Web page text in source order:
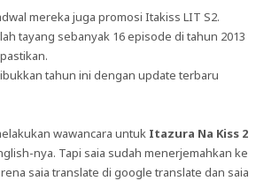
mereka juga promosi Itakiss LIT S2.
tayang sebanyak 16 episode di tahun 2013
tahun ini dengan update terbaru
wawancara untuk Itazura Na Kiss 2
nya. Tapi saia sudah menerjemahkan ke
saia translate di google translate dan saia